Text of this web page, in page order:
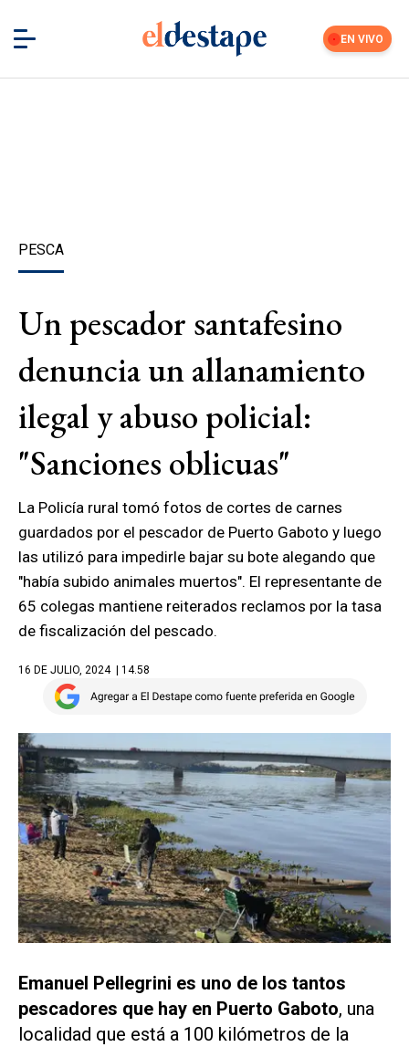
EN VIVO
PESCA
Un pescador santafesino
denuncia un allanamiento
ilegal y abuso policial:
"Sanciones oblicuas"
La Policía rural tomó fotos de cortes de carnes
guardados por el pescador de Puerto Gaboto y luego
las utilizó para impedirle bajar su bote alegando que
"había subido animales muertos". El representante de
65 colegas mantiene reiterados reclamos por la tasa
de fiscalización del pescado.
16 DE JULIO, 2024 | 14.58
Emanuel Pellegrini es uno de los tantos
pescadores que hay en Puerto Gaboto, una
localidad que está a 100 kilómetros de la